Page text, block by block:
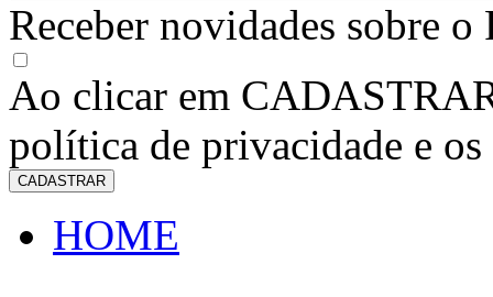
Receber novidades sobre
Ao clicar em
política de privacidade e os
CADASTRAR
HOME